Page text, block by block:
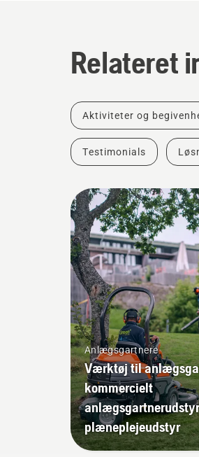
Relateret
Aktiviteter og
Testimonials
Anlægsgartnere
Værktøj til
kommercielt
plæneplejeudstyr